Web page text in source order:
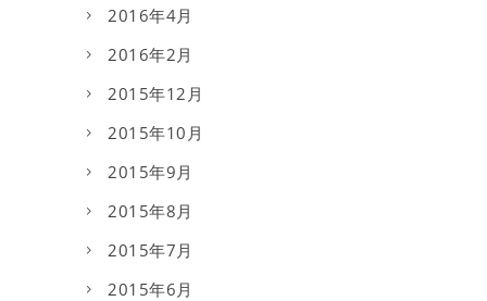
2016年4月
2016年2月
2015年12月
2015年10月
2015年9月
2015年8月
2015年7月
2015年6月